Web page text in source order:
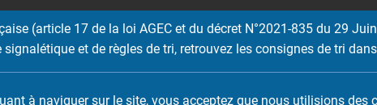
Copyright © 2026 EMTEC, All rights reserved.
(article 17 de la loi AGEC et du décret N°2021-835 du 29
et de règles de tri, retrouvez les consignes de tri
à naviguer sur le site, vous acceptez que nous utilisions des